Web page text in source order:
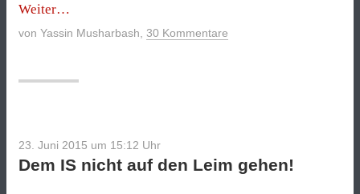
Weiter„Vier
viele
von Yassin Musharbash 30 Kommentare
23. Juni 2015 um 15:12 Uhr
Dem IS nicht auf den Leim gehen!